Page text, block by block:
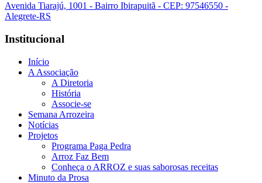
Avenida Tiarajú, 1001 - Bairro Ibirapuitã - CEP: 97546550 -
Alegrete-RS
Institucional
Início
A Associação
A Diretoria
História
Associe-se
Semana Arrozeira
Notícias
Projetos
Programa Paga Pedra
Arroz Faz Bem
Conheça o ARROZ e suas saborosas receitas
Minuto da Prosa